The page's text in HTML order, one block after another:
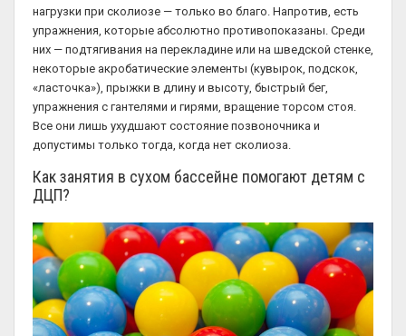
нагрузки при сколиозе — только во благо. Напротив, есть
упражнения, которые абсолютно противопоказаны. Среди
них — подтягивания на перекладине или на шведской стенке,
некоторые акробатические элементы (кувырок, подскок,
«ласточка»), прыжки в длину и высоту, быстрый бег,
упражнения с гантелями и гирями, вращение торсом стоя.
Все они лишь ухудшают состояние позвоночника и
допустимы только тогда, когда нет сколиоза.
Как занятия в сухом бассейне помогают детям с
ДЦП?